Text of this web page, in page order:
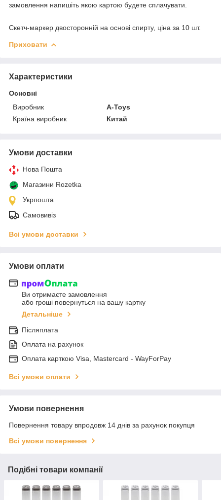
замовлення напишіть якою картою будете сплачувати.
Скетч-маркер двосторонній на основі спирту, ціна за 10 шт.
Приховати
Характеристики
Основні
Виробник
A-Toys
Країна виробник
Китай
Умови доставки
Нова Пошта
Магазини Rozetka
Укрпошта
Самовивіз
Всі умови доставки
Умови оплати
Ви отримаєте замовлення
або гроші повернуться на вашу картку
Детальніше
Післяплата
Оплата на рахунок
Оплата карткою Visa, Mastercard - WayForPay
Всі умови оплати
Умови повернення
Повернення товару впродовж 14 днів за рахунок покупця
Всі умови повернення
Подібні товари компанії